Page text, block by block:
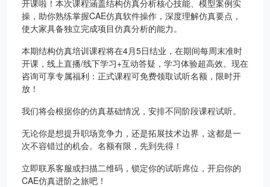
开课啦！本次课程涵盖结构仿真分析核心技能、模型案例实
操，助你熟练掌握CAE仿真软件操作，深度理解仿真要点，
使大家具备独立完成项目仿真分析的能力。
本期结构仿真培训课程将在4月5日结业， 在期间每周末准时
开课 ，线上直播/线下学习+互动答疑，学习体验超高效。现在
咨询可享专属福利：正式课程可免费领取试听名额，限时开
放！
我们将会根据你的仿真基础情况，安排不同阶段课程试听。
无论你是想提升职场竞争力，还是拓展技术边界，这都是一
次不容错过的机会。名额有限，先到先得！
立即联系客服或扫描二维码，锁定你的试听席位，开启你的
CAE仿真进阶之旅吧！